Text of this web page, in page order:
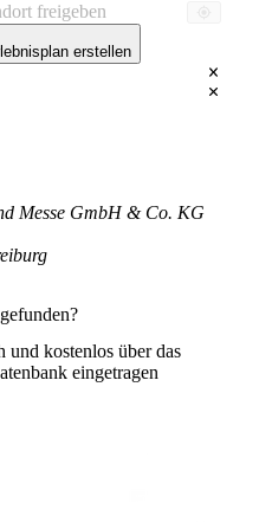
erstellen
Messe GmbH & Co. KG
und kostenlos über das
eingetragen